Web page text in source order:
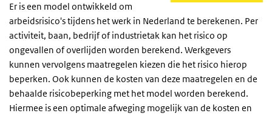
Er is een model ontwikkeld om
arbeidsrisico's tijdens het werk in Nederland te berekenen. Per
activiteit, baan, bedrijf of industrietak kan het risico op
ongevallen of overlijden worden berekend. Werkgevers
kunnen vervolgens maatregelen kiezen die het risico hierop
beperken. Ook kunnen de kosten van deze maatregelen en de
behaalde risicobeperking met het model worden berekend.
Hiermee is een optimale afweging mogelijk van de kosten en